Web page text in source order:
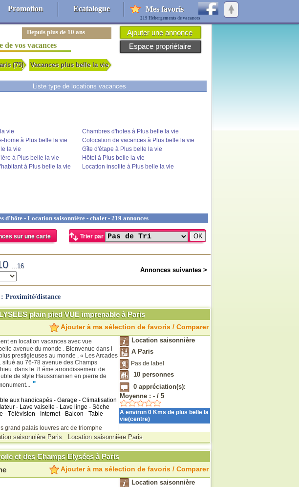
(75) Vacances plus belle la vie
Liste type de locations vacances
vie
Chambres d'hotes à Plus belle la vie
home à Plus belle la vie
Colocation de vacances à Plus belle la vie
la vie
Gîte d'étape à Plus belle la vie
à Plus belle la vie
Hôtel à Plus belle la vie
à Plus belle la vie
Location insolite à Plus belle la vie
d'hôte - Location saisonnière - chalet - 219 annonces
sur une carte Trier par
...16
Annonces suivantes >
Proximité/distance
plain pied VUE imprenable à Paris
Ajouter à ma sélection de favoris / Comparer
en location vacances avec vue
avenue du monde . Bienvenue dans l
prestigieuses au monde , « Les Arcades
situé au 76-78 avenue des Champs
dans le 8 éme arrondissement de
de style Haussmanien en pierre de
"
aux handicapés - Garage - Climatisation
- Lave vaiselle - Lave linge - Sèche
- Télévision - Internet - Balcon - Table
grand palais louvres arc de triomphe
Location saisonnière
A Paris
Pas de label
10 personnes
0appréciation(s):
Moyenne : -/ 5
A environ 0 Kms de plus belle la
vie(centre)
saisonnière Paris Location saisonnière Paris
et des Champs Elysées à Paris
Ajouter à ma sélection de favoris / Comparer
Location saisonnière
Depuis plus de 10 ans
de vos vacances
Ajouter une annonce
Espace propriétaire
Ecatalogue
Promotion Mes favoris
219 Hébergements de vacances